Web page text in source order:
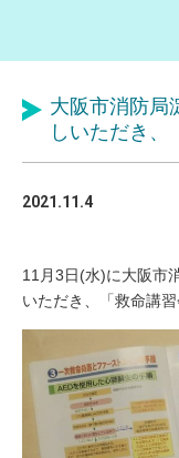
大阪市消防局
しいただき、
2021.11.4
11月3日(水)に大阪市
いただき、「救命講